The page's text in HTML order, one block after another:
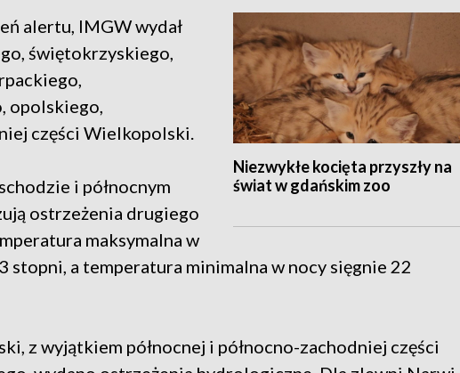
Niezwykłe kocięta przyszły na
świat w gdańskim zoo
alertu, IMGW wydał
świętokrzyskiego,
opolskiego,
części Wielkopolski.
i północnym
ostrzeżenia drugiego
maksymalna w
stopni, a temperatura minimalna w nocy sięgnie 22
z wyjątkiem północnej i północno-zachodniej części